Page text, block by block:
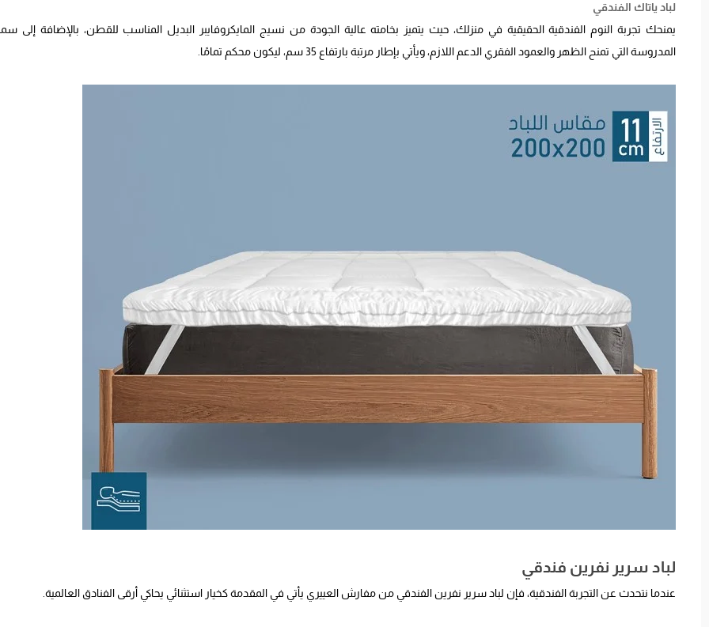
لباد ياتاك الفندقي
يمنحك تجربة النوم الفندقية الحقيقية في منزلك، حيث يتميز بخامته عالية الجودة من نسيج المايكروفايبر البديل المناسب للقطن، بالإضافة إلى
المدروسة التي تمنح الظهر والعمود الفقري الدعم اللازم، ويأتي بإطار مرتبة بارتفاع 35 سم، ليكون محكم تمامًا.
لباد سرير نفرين فندقي
عندما نتحدث عن التجربة الفندقية، فإن لباد سرير نفرين الفندقي من مفارش العييري يأتي في المقدمة كخيار استثنائي يحاكي أرقى الفنادق العالمية.